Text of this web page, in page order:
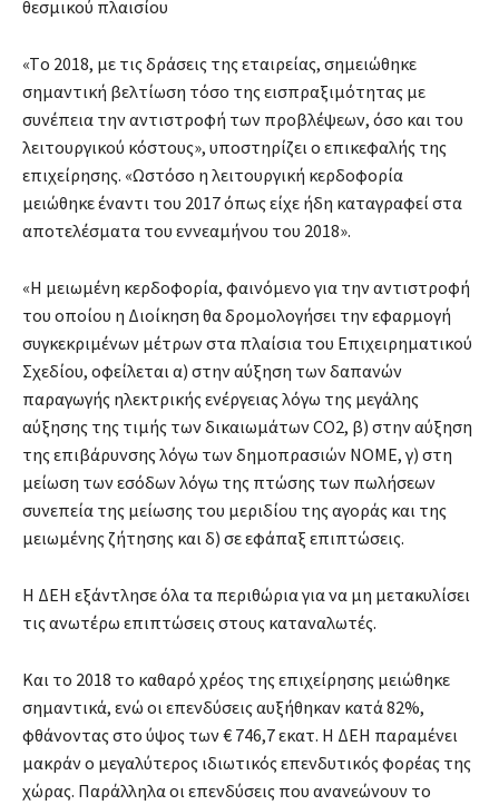
θεσμικού πλαισίου
«Tο 2018, με τις δράσεις της εταιρείας, σημειώθηκε
σημαντική βελτίωση τόσο της εισπραξιμότητας με
συνέπεια την αντιστροφή των προβλέψεων, όσο και του
λειτουργικού κόστους», υποστηρίζει ο επικεφαλής της
επιχείρησης. «Ωστόσο η λειτουργική κερδοφορία
μειώθηκε έναντι του 2017 όπως είχε ήδη καταγραφεί στα
αποτελέσματα του εννεαμήνου του 2018».
«Η μειωμένη κερδοφορία, φαινόμενο για την αντιστροφή
του οποίου η Διοίκηση θα δρομολογήσει την εφαρμογή
συγκεκριμένων μέτρων στα πλαίσια του Επιχειρηματικού
Σχεδίου, οφείλεται α) στην αύξηση των δαπανών
παραγωγής ηλεκτρικής ενέργειας λόγω της μεγάλης
αύξησης της τιμής των δικαιωμάτων CO2, β) στην αύξηση
της επιβάρυνσης λόγω των δημοπρασιών ΝΟΜΕ, γ) στη
μείωση των εσόδων λόγω της πτώσης των πωλήσεων
συνεπεία της μείωσης του μεριδίου της αγοράς και της
μειωμένης ζήτησης και δ) σε εφάπαξ επιπτώσεις.
Η ΔEH εξάντλησε όλα τα περιθώρια για να μη μετακυλίσει
τις ανωτέρω επιπτώσεις στους καταναλωτές.
Και το 2018 το καθαρό χρέος της επιχείρησης μειώθηκε
σημαντικά, ενώ οι επενδύσεις αυξήθηκαν κατά 82%,
φθάνοντας στο ύψος των € 746,7 εκατ. Η ΔEH παραμένει
μακράν ο μεγαλύτερος ιδιωτικός επενδυτικός φορέας της
χώρας. Παράλληλα οι επενδύσεις που ανανεώνουν το